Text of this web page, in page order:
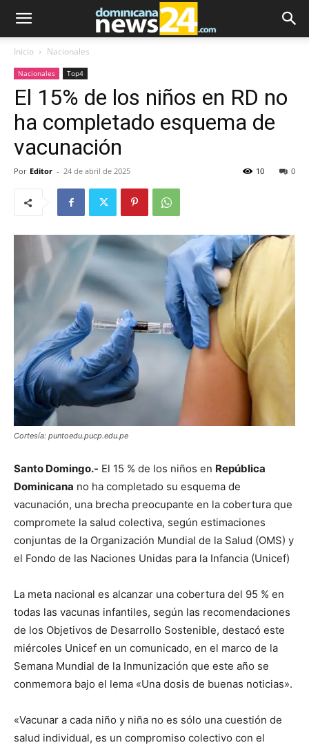
Inicio Nacionales
Nacionales Top4
El 15% de los niños en RD no
ha completado esquema de
vacunación
Por Editor - 24 de abril de 2025 0
10
Cortesía: puntoedu.pucp.edu.pe
Santo Domingo.- El 15 % de los niños en República
Dominicana no ha completado su esquema de
vacunación, una brecha preocupante en la cobertura que
compromete la salud colectiva, según estimaciones
conjuntas de la Organización Mundial de la Salud (OMS) y
el Fondo de las Naciones Unidas para la Infancia (Unicef)
La meta nacional es alcanzar una cobertura del 95 % en
todas las vacunas infantiles, según las recomendaciones
de los Objetivos de Desarrollo Sostenible, destacó este
miércoles Unicef en un comunicado, en el marco de la
Semana Mundial de la Inmunización que este año se
conmemora bajo el lema «Una dosis de buenas noticias».
«Vacunar a cada niño y niña no es sólo una cuestión de
salud individual, es un compromiso colectivo con el